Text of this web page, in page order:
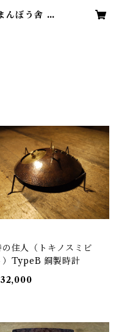
んぼう舎 オ
の住人（トキノスミビ
）TypeB 銅製時計